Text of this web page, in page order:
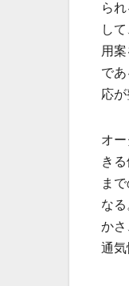
ら
し
用
で
応が
オ
き
ま
な
か
通気